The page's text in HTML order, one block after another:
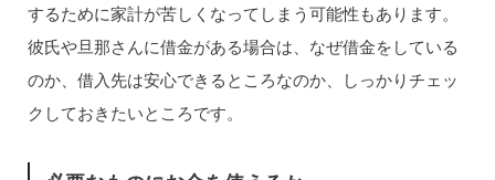
するために家計が苦しくなってしまう可能性もあります。
彼氏や旦那さんに借金がある場合は、なぜ借金をしている
のか、借入先は安心できるところなのか、しっかりチェッ
クしておきたいところです。